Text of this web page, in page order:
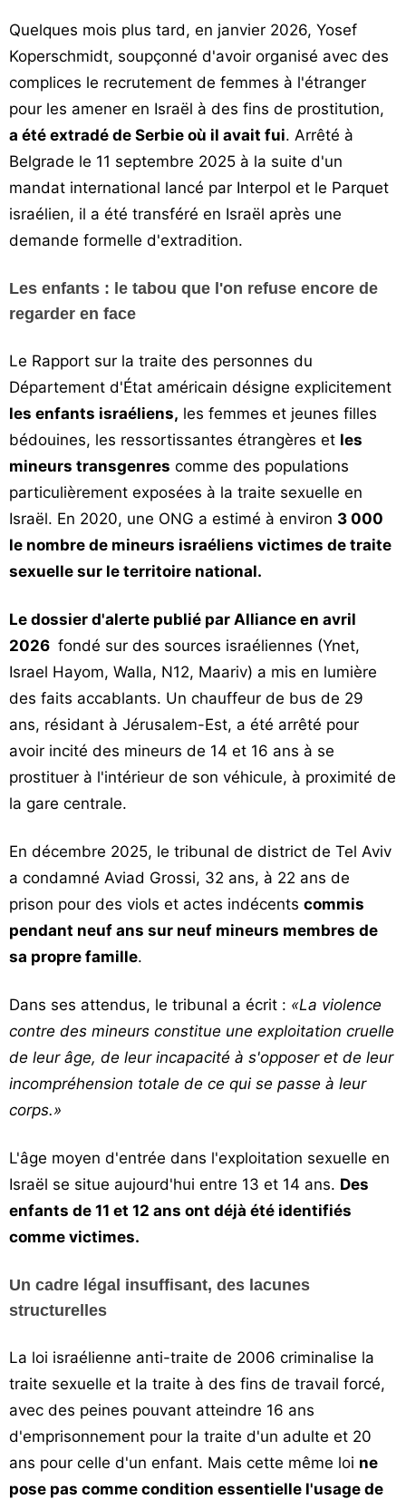
Quelques mois plus tard, en janvier 2026, Yosef
Koperschmidt, soupçonné d'avoir organisé avec des
complices le recrutement de femmes à l'étranger
pour les amener en Israël à des fins de prostitution,
a été extradé de Serbie où il avait fui. Arrêté à
Belgrade le 11 septembre 2025 à la suite d'un
mandat international lancé par Interpol et le Parquet
israélien, il a été transféré en Israël après une
demande formelle d'extradition.
Les enfants : le tabou que l'on refuse encore de
regarder en face
Le Rapport sur la traite des personnes du
Département d'État américain désigne explicitement
les enfants israéliens, les femmes et jeunes filles
bédouines, les ressortissantes étrangères et les
mineurs transgenres comme des populations
particulièrement exposées à la traite sexuelle en
Israël. En 2020, une ONG a estimé à environ 3 000
le nombre de mineurs israéliens victimes de traite
sexuelle sur le territoire national.
Le dossier d'alerte publié par Alliance en avril
2026 fondé sur des sources israéliennes (Ynet,
Israel Hayom, Walla, N12, Maariv) a mis en lumière
des faits accablants. Un chauffeur de bus de 29
ans, résidant à Jérusalem-Est, a été arrêté pour
avoir incité des mineurs de 14 et 16 ans à se
prostituer à l'intérieur de son véhicule, à proximité de
la gare centrale.
En décembre 2025, le tribunal de district de Tel Aviv
a condamné Aviad Grossi, 32 ans, à 22 ans de
prison pour des viols et actes indécents commis
pendant neuf ans sur neuf mineurs membres de
sa propre famille.
Dans ses attendus, le tribunal a écrit : «La violence
contre des mineurs constitue une exploitation cruelle
de leur âge, de leur incapacité à s'opposer et de leur
incompréhension totale de ce qui se passe à leur
corps.»
L'âge moyen d'entrée dans l'exploitation sexuelle en
Israël se situe aujourd'hui entre 13 et 14 ans. Des
enfants de 11 et 12 ans ont déjà été identifiés
comme victimes.
Un cadre légal insuffisant, des lacunes
structurelles
La loi israélienne anti-traite de 2006 criminalise la
traite sexuelle et la traite à des fins de travail forcé,
avec des peines pouvant atteindre 16 ans
d'emprisonnement pour la traite d'un adulte et 20
ans pour celle d'un enfant. Mais cette même loi ne
pose pas comme condition essentielle l'usage de